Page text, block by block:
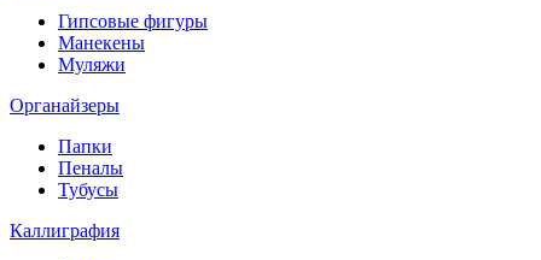
Гипсовые фигуры
Манекены
Муляжи
Органайзеры
Папки
Пеналы
Тубусы
Каллиграфия